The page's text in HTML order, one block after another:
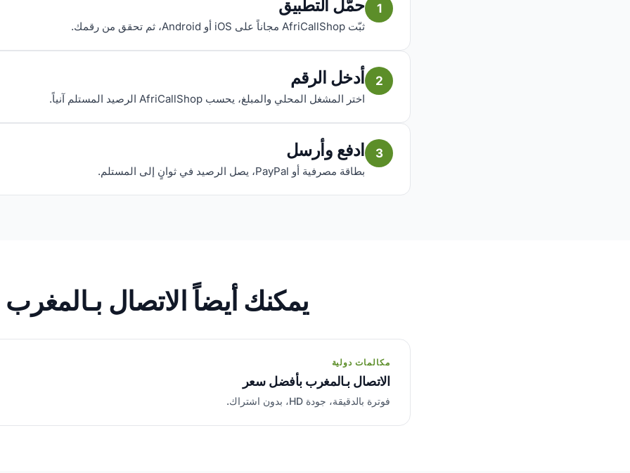
1 حمّل التطبيق
ثبّت AfriCallShop مجاناً على iOS أو Android، ثم تحقق من رقمك.
2 أدخل الرقم
اختر المشغل المحلي والمبلغ، يحسب AfriCallShop الرصيد المستلم آنياً.
3 ادفع وأرسل
بطاقة مصرفية أو PayPal، يصل الرصيد في ثوانٍ إلى المستلم.
يمكنك أيضاً الاتصال بـالمغرب
مكالمات دولية
الاتصال بـالمغرب بأفضل سعر
فوترة بالدقيقة، جودة HD، بدون اشتراك.